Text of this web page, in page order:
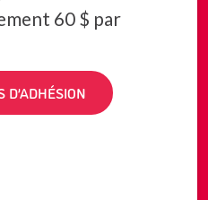
60 $ par
D’ADHÉSION